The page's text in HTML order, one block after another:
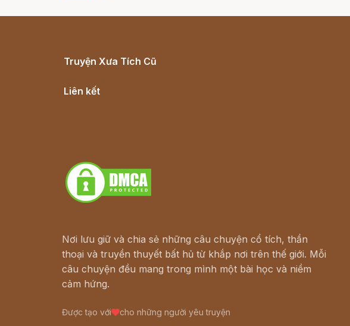
Truyện Xưa Tích Cũ
Liên kết
Nơi lưu giữ và chia sẻ những câu chuyện cổ tích, thần
thoại và truyền thuyết bất hủ từ khắp nơi trên thế giới. Mỗi
câu chuyện đều mang trong mình một bài học và niềm
cảm hứng.
Được tạo với cho những người yêu truyện